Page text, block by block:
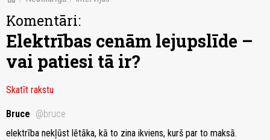
Komentāri:
Elektrības cenām lejupslīde –
vai patiesi tā ir?
Skatīt rakstu
Bruce @bruce
elektrība nekļūst lētāka, kā to zina ikviens, kurš par to maksā.